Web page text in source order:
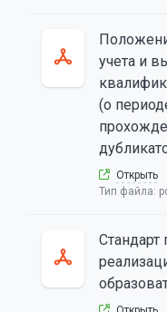
учета и
(о
Открыть
Тип файла:
Стандарт